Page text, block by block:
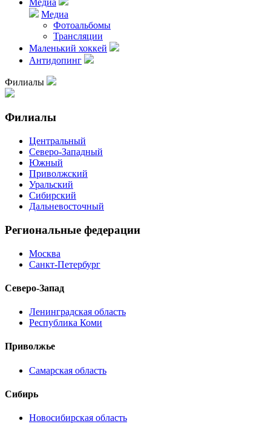
Медиа
Фотоальбомы
Трансляции
Маленький хоккей
Антидопинг
Филиалы
Филиалы
Центральный
Северо-Западный
Южный
Приволжский
Уральский
Сибирский
Дальневосточный
Региональные федерации
Москва
Санкт-Петербург
Северо-Запад
Ленинградская область
Республика Коми
Приволжье
Самарская область
Сибирь
Новосибирская область